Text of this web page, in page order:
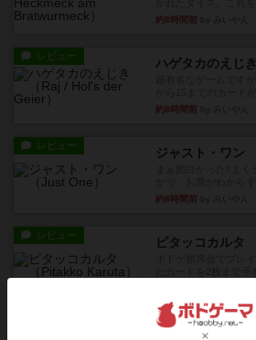
約8時間前
レビュー ハゲタカのえじき
約8時間前
レビュー ジャスト・ワン
約8時間前
レビュー ピタッコカルタ
画像付き